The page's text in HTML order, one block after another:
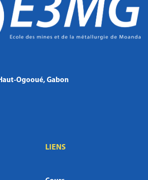
Ogooué, Gabon
LIENS